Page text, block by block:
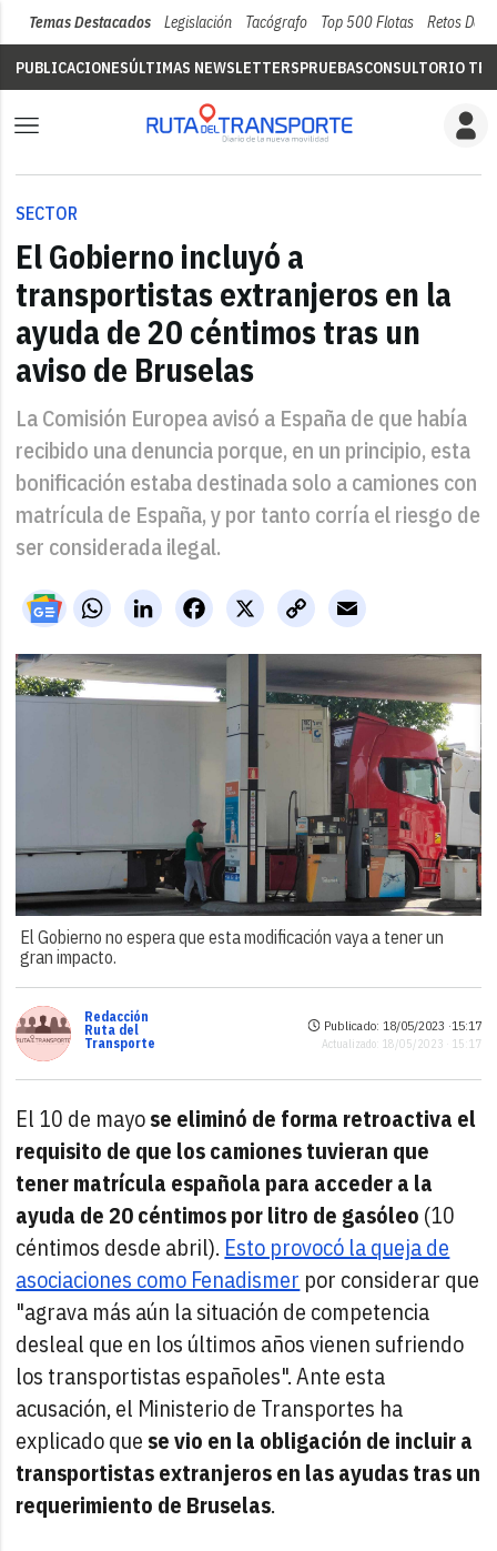
Temas Destacados Legislación Tacógrafo Top 500 Flotas Retos Del
PUBLICACIONESÚLTIMAS NEWSLETTERSPRUEBASCONSULTORIO
SECTOR
El Gobierno incluyó a
transportistas extranjeros en la
ayuda de 20 céntimos tras un
aviso de Bruselas
La Comisión Europea avisó a España de que había
recibido una denuncia porque, en un principio, esta
bonificación estaba destinada solo a camiones con
matrícula de España, y por tanto corría el riesgo de
ser considerada ilegal.
WhatsAppLinkedIn X
Facebook
Copy
Link
Email
El Gobierno no espera que esta modificación vaya a tener un
gran impacto.
Redacción
Ruta del
Transporte
Publicado: 18/05/2023 ·15:17
Actualizado: 18/05/2023 · 15:17
El 10 de mayose eliminó de forma retroactiva el
requisito de que los camiones tuvieran que
tener matrícula española para acceder a la
ayuda de 20 céntimos por litro de gasóleo (10
céntimos desde abril). Esto provocó la queja de
asociaciones como Fenadismer por considerar que
"agrava más aún la situación de competencia
desleal que en los últimos años vienen sufriendo
los transportistas españoles". Ante esta
acusación, el Ministerio de Transportes ha
explicado que se vio en la obligación de incluir a
transportistas extranjeros en las ayudas tras un
requerimiento de Bruselas.